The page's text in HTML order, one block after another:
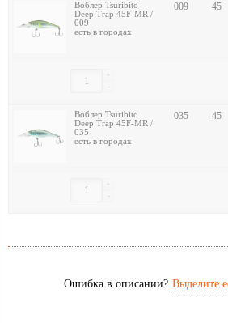
Воблер Tsuribito
Deep Trap 45F-MR /
009
есть в городах
009 45
-
+
Воблер Tsuribito
Deep Trap 45F-MR /
035
есть в городах
035 45
-
+
Ошибка в описании? Выделите